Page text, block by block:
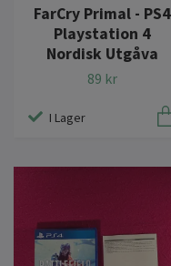
FarCry Primal - PS4
Playstation 4
Nordisk Utgåva
89 kr
I Lager